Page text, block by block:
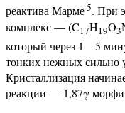
реактива Марме5. При
комплекс — (C17H19O3
который через 1—5
тонких нежных сильно
Кристаллизация
реакции — 1,87γ